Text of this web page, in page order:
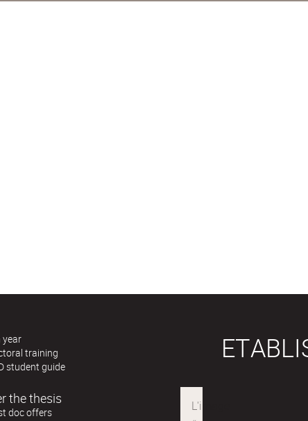
year
training
student guide
the thesis
doc offers